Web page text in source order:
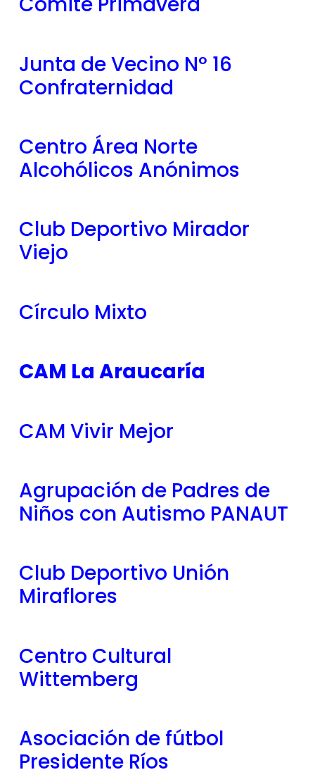
Junta de Vecino N° 16
Confraternidad
Centro Área Norte
Alcohólicos Anónimos
Club Deportivo Mirador
Viejo
Círculo Mixto
CAM La Araucaría
CAM Vivir Mejor
Agrupación de Padres de
Niños con Autismo PANAUT
Club Deportivo Unión
Miraflores
Centro Cultural
Wittemberg
Asociación de fútbol
Presidente Ríos